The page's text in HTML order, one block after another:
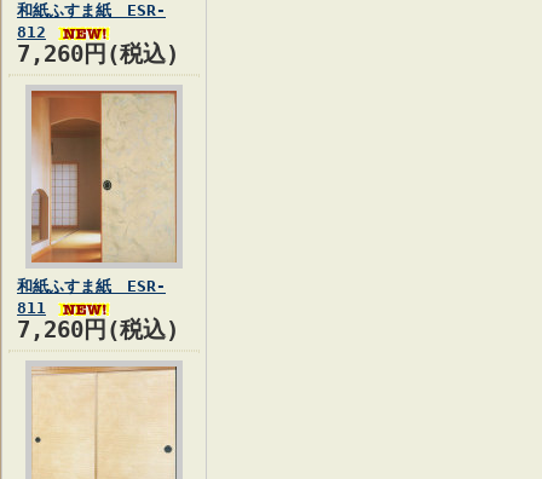
和紙ふすま紙 ESR-
812
7,260円(税込)
和紙ふすま紙 ESR-
811
7,260円(税込)